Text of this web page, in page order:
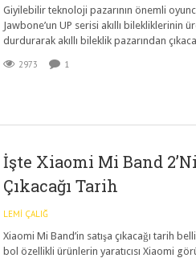
Giyilebilir teknoloji pazarının önemli
Jawbone’un UP serisi akıllı bilekliklerinin
durdurarak akıllı bileklik pazarından
2973 1
İşte Xiaomi Mi Band
Çıkacağı Tarih
LEMI ÇALIĞ
Xiaomi Mi Band’in satışa çıkacağı tarih
bol özellikli ürünlerin yaratıcısı Xiaomi